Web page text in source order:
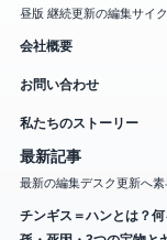
昼版 継続更新の編集サイ
会社概要
お問い合わせ
私たちのストーリー
最新記事
最新の編集デスク更新へ素
チンギス＝ハンとは？